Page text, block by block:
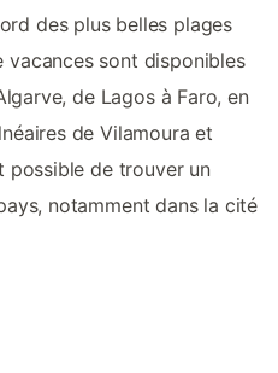
des plus belles plages
vacances sont disponibles
de Lagos à Faro, en
de Vilamoura et
possible de trouver un
notamment dans la cité